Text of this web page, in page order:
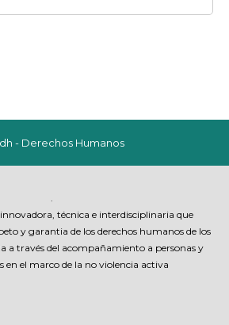
- Derechos Humanos
técnica e interdisciplinaria que
y garantia de los derechos humanos de los
a través del acompañamiento a personas y
en el marco de la no violencia activa